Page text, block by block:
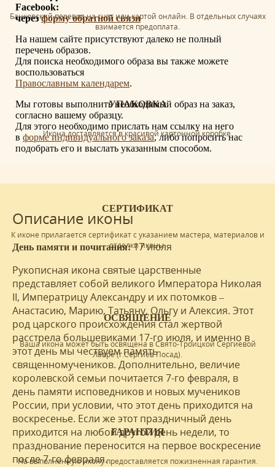
Банковский перевод на счет или картой онлайн. В отдельных случаях
взимается предоплата.
УПАКОВКА
Икона доставляется в красивой картонной коробке.
СЕРТИФИКАТ
К иконе прилагается сертификат с указанием мастера, материалов и
отделки иконы.
ОСВЯЩЕНИЕ
Ваша икона может быть освящена в Свято-Троицкой Сергиевой
Лавре (г.Сергиев Посад).
ГАРАНТИЯ
На выполненную икону предоставляется пожизненная гарантия.
Facebook:
черезформу обратной связи
На нашем сайте присутствуют далеко не полный
перечень образов.
Для поиска необходимого образа вы также можете
воспользоваться
Православным календарем.
Мы готовы выполнить необходимый образ на заказ,
согласно вашему образцу.
Для этого необходимо прислать нам ссылку на него
в форме индивидуального заказа, либо попросить нас
подобрать его и выслать указанным способом.
Описание иконы
День памяти и почитания:17 июля
Рукописная икона святые царственные
представляет собой великого Императора Николая
II, Императрицу Александру и их потомков –
Анастасию, Марию, Татьяну, Ольгу и Алексия. Этот
род царского происхождения стал жертвой
расстрела большевиками 17-го июля, и именно в
этот день мы чествуем память
священномучеников. Дополнительно, величие
королевской семьи почитается 7-го февраля, в
день памяти исповедников и новых мучеников
России, при условии, что этот день приходится на
воскресенье. Если же этот праздничный день
приходится на любой другой день недели, то
празднование переносится на первое воскресение
после 7-го февраля.